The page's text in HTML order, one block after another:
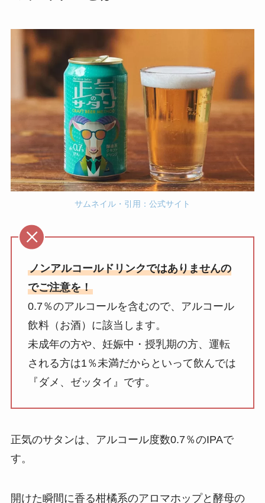
サムネイル・引用：公式サイト
ノンアルコールドリンクではありませんの
でご注意を！
0.7％のアルコールを含むので、アルコール
飲料（お酒）に該当します。
未成年の方や、妊娠中・授乳期の方、運転
される方は1％未満だからといって飲んでは
『ダメ、ゼッタイ』です。
正気のサタンは、アルコール度数0.7％のIPAで
す。
開けた瞬間に香る柑橘系のアロマホップと酵母の